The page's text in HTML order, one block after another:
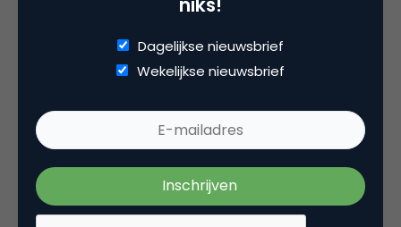
Beste Martin,
Wij zijn op dit moment een webshop aan het
inrichten voor de verkoop van life-style
producten aan consumenten. Dus work-in-
Dagelijkse nieuwsbrief
Wekelijkse nieuwsbrief